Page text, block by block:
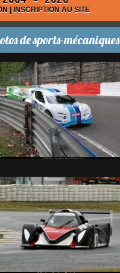
| INSCRIPTION AU SITE
de sports-mécaniques